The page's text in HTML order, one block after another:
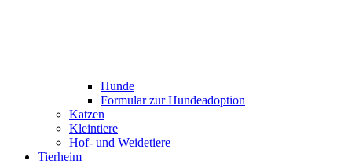
Hunde
Formular zur Hundeadoption
Katzen
Kleintiere
Hof- und Weidetiere
Tierheim